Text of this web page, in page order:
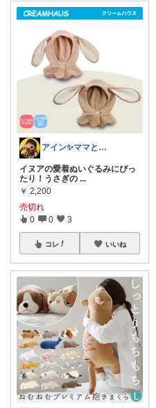
アイン✨ママと子供と食べ物と🍭
イヌアの愛着ぬいぐるみにぴっ
たり！うさぎの ...
￥ 2,200
売切れ
0 0 3
コレ いいね